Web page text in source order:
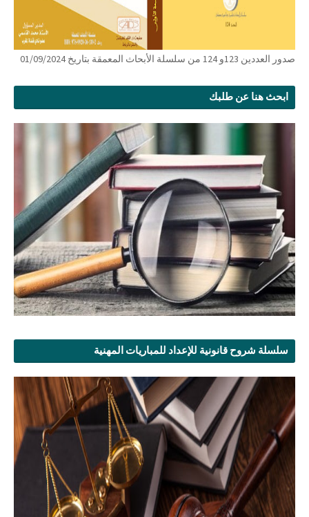
صدور العددين 123و 124 من سلسلة الأبحاث المعمقة بتاريخ 01/09/2024
ابحث هنا عن طلبك
سلسلة شروح قانونية للإعداد للمباريات المهنية